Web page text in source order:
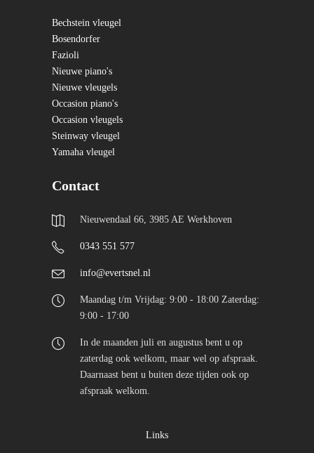
Bechstein vleugel
Bosendorfer
Fazioli
Nieuwe piano's
Nieuwe vleugels
Occasion piano's
Occasion vleugels
Steinway vleugel
Yamaha vleugel
Contact
Nieuwendaal 66, 3985 AE Werkhoven
0343 551 577
info@evertsnel.nl
Maandag t/m Vrijdag: 9:00 - 18:00 Zaterdag:
9:00 - 17:00
In de maanden juli en augustus bent u op
zaterdag ook welkom, maar wel op afspraak.
Daarnaast bent u buiten deze tijden ook op
afspraak welkom.
Links